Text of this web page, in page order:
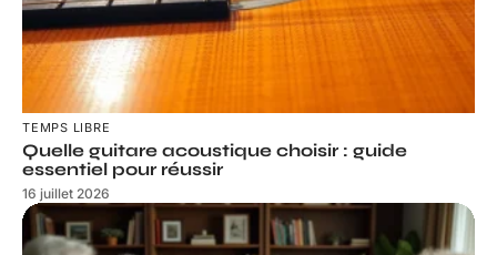
TEMPS LIBRE
Quelle guitare acoustique choisir : guide
essentiel pour réussir
16 juillet 2026